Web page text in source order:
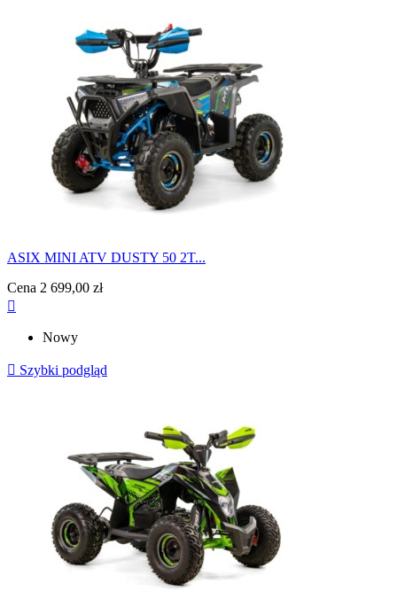
ASIX MINI ATV DUSTY 50 2T...
Cena 2 699,00 zł

Nowy
 Szybki podgląd